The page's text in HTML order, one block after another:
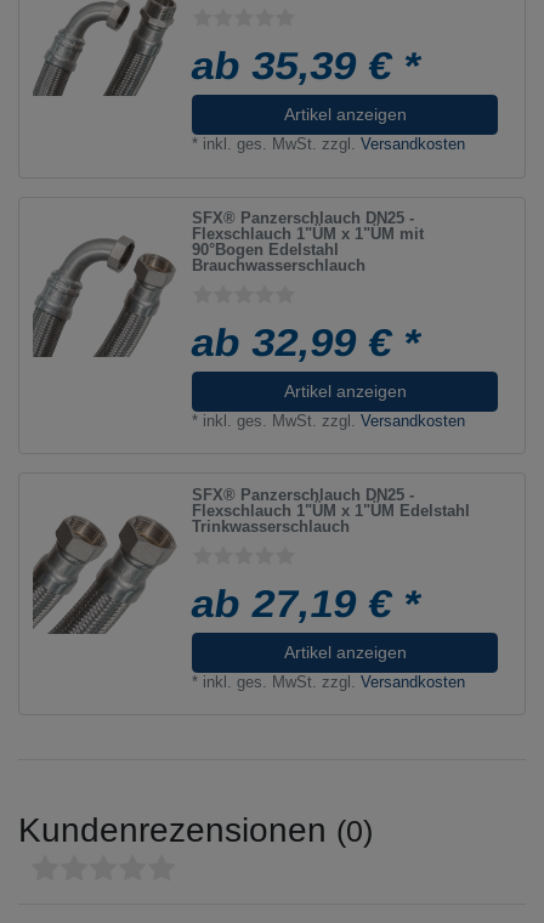
ab 35,39 € *
Artikel anzeigen
* inkl. ges. MwSt. zzgl.Versandkosten
SFX® Panzerschlauch DN25 -
Flexschlauch 1"ÜM x 1"ÜM mit
90°Bogen Edelstahl
Brauchwasserschlauch
ab 32,99 € *
Artikel anzeigen
* inkl. ges. MwSt. zzgl.Versandkosten
SFX® Panzerschlauch DN25 -
Flexschlauch 1"ÜM x 1"ÜM Edelstahl
Trinkwasserschlauch
ab 27,19 € *
Artikel anzeigen
* inkl. ges. MwSt. zzgl.Versandkosten
Kundenrezensionen (0)